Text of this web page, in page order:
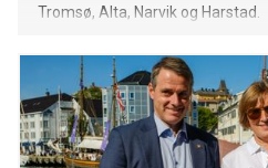
Tromsø, Alta, Narvik og Harstad.